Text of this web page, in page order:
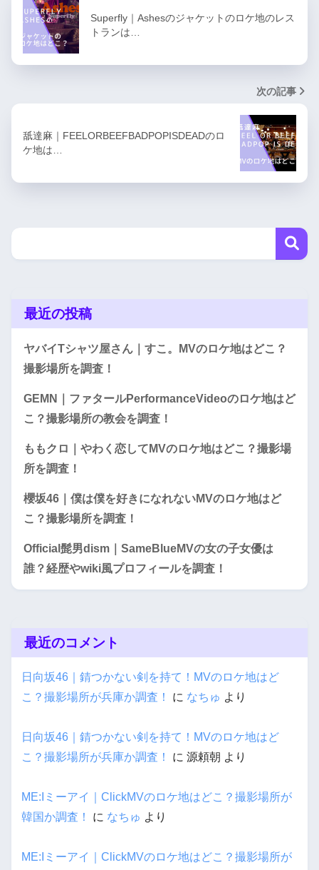
Superfly｜Ashesのジャケットのロケ地のレス
トランは…
次の記事
舐達麻｜FEELORBEEFBADPOPISDEADのロ
ケ地は…
最近の投稿
ヤバイTシャツ屋さん｜すこ。MVのロケ地はどこ？
撮影場所を調査！
GEMN｜ファタールPerformanceVideoのロケ地はど
こ？撮影場所の教会を調査！
ももクロ｜やわく恋してMVのロケ地はどこ？撮影場
所を調査！
櫻坂46｜僕は僕を好きになれないMVのロケ地はど
こ？撮影場所を調査！
Official髭男dism｜SameBlueMVの女の子女優は
誰？経歴やwiki風プロフィールを調査！
最近のコメント
日向坂46｜錆つかない剣を持て！MVのロケ地はど
こ？撮影場所が兵庫か調査！
に なちゅ より
日向坂46｜錆つかない剣を持て！MVのロケ地はど
こ？撮影場所が兵庫か調査！
に 源頼朝 より
ME:Iミーアイ｜ClickMVのロケ地はどこ？撮影場所が
韓国か調査！
に なちゅ より
ME:Iミーアイ｜ClickMVのロケ地はどこ？撮影場所が